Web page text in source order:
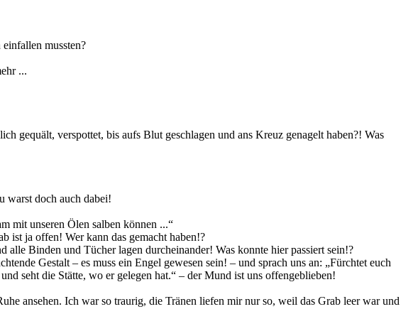
mussten?
...
gequält, verspottet, bis aufs Blut geschlagen und ans Kreuz genagelt haben?! Was
warst doch auch dabei!
mit unseren Ölen salben können ...“
ist ja offen! Wer kann das gemacht haben!?
Binden und Tücher lagen durcheinander! Was konnte hier passiert sein!?
Gestalt – es muss ein Engel gewesen sein! – und sprach uns an: „Fürchtet euch
seht die Stätte, wo er gelegen hat.“ – der Mund ist uns offengeblieben!
ansehen. Ich war so traurig, die Tränen liefen mir nur so, weil das Grab leer war und